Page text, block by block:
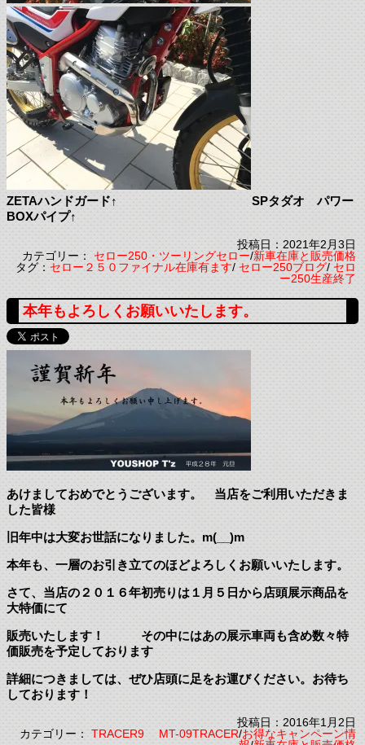
ZETAハンドガード↑ SPタダオ パワー
BOXパイプ↑
投稿日：2021年2月3日
カテゴリー：セロー250・ツーリングセロー/新車在庫と販売価格
タグ：セロー２５０ファイナル在庫有ます/セロー250ブログ/セロ
ー250生産終了
本年もよろしくお願いいたします。
あけましておめでとうございます。 当店をご利用いただきま
した皆様
旧年中は大変お世話になりました。m(__)m
本年も、一層のお引き立てのほどよろしくお願いいたします。
さて、当店の２０１６年初売りは１月５日から店頭展示商品を
大特価にて
販売いたします！ その中にはあの展示車両も含め数々特
価販売を予定しております
詳細につきましては、ぜひ店頭に足をお運びください。お待ち
しております！
投稿日：2016年1月2日
カテゴリー：TRACER9 MT-09TRACER/お得なキャンペーン情